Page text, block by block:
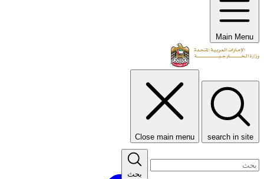
Main Menu
search in site
Close main menu
بحث